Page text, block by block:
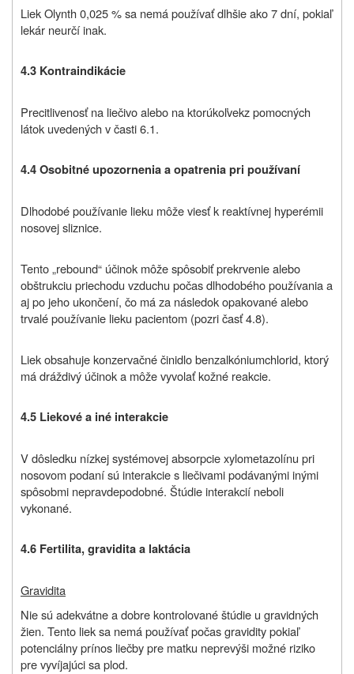
Liek Olynth 0,025 % sa nemá používať dlhšie ako 7 dní, pokiaľ
lekár neurčí inak.
4.3 Kontraindikácie
Precitlivenosť na liečivo alebo naktorúkoľvekz pomocných
látok uvedených v časti 6.1.
4.4 Osobitné upozornenia a opatrenia pri používaní
Dlhodobé používanie lieku môže viesť k reaktívnej hyperémii
nosovej sliznice.
Tento „rebound“ účinok môže spôsobiť prekrvenie alebo
obštrukciu priechodu vzduchu počas dlhodobého používania a
aj po jeho ukončení, čo má za následok opakované alebo
trvalé používanie lieku pacientom (pozri časť 4.8).
Liek obsahuje konzervačné činidlo benzalkóniumchlorid, ktorý
má dráždivý účinok a môže vyvolať kožné reakcie.
4.5 Liekové a iné interakcie
V dôsledku nízkej systémovej absorpcie xylometazolínu pri
nosovom podaní sú interakcie s liečivami podávanými inými
spôsobmi nepravdepodobné. Štúdie interakcií neboli
vykonané.
4.6 Fertilita, gravidita a laktácia
Gravidita
Nie sú adekvátne a dobre kontrolované štúdie u gravidných
žien. Tento liek sa nemá používať počas gravidity pokiaľ
potenciálny prínos liečby pre matku neprevýši možné riziko
pre vyvíjajúci sa plod.